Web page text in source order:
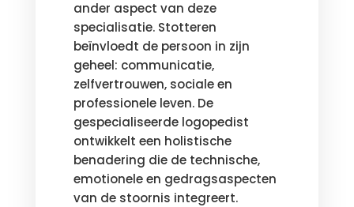
ander aspect van deze
specialisatie. Stotteren
beïnvloedt de persoon in zijn
geheel: communicatie,
zelfvertrouwen, sociale en
professionele leven. De
gespecialiseerde logopedist
ontwikkelt een holistische
benadering die de technische,
emotionele en gedragsaspecten
van de stoornis integreert.